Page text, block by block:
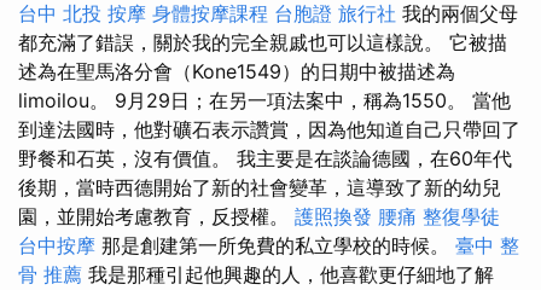
台中 北投 按摩 身體按摩課程 台胞證 旅行社 我的兩個父母
都充滿了錯誤，關於我的完全親戚也可以這樣說。 它被描
述為在聖馬洛分會（Kone1549）的日期中被描述為
limoilou。 9月29日；在另一項法案中，稱為1550。 當他
到達法國時，他對礦石表示讚賞，因為他知道自己只帶回了
野餐和石英，沒有價值。 我主要是在談論德國，在60年代
後期，當時西德開始了新的社會變革，這導致了新的幼兒
園，並開始考慮教育，反授權。 護照換發 腰痛 整復學徒
台中按摩 那是創建第一所免費的私立學校的時候。 臺中 整
骨 推薦 我是那種引起他興趣的人，他喜歡更仔細地了解